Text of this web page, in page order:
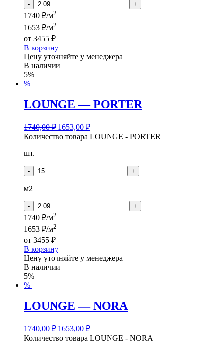
- +
1740 ₽/м2
1653 ₽/м2
от 3455 ₽
В корзину
Цену уточняйте у менеджера
В наличии
5%
%
LOUNGE — PORTER
1740,00₽ 1653,00 ₽
Количество товара LOUNGE - PORTER
шт.
- +
м2
- +
1740 ₽/м2
1653 ₽/м2
от 3455 ₽
В корзину
Цену уточняйте у менеджера
В наличии
5%
%
LOUNGE — NORA
1740,00₽ 1653,00 ₽
Количество товара LOUNGE - NORA